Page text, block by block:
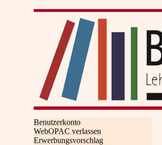
Benutzerkonto
WebOPAC verlassen
Erwerbungsvorschlag